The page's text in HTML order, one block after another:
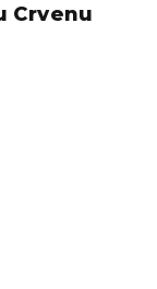
Crvenu